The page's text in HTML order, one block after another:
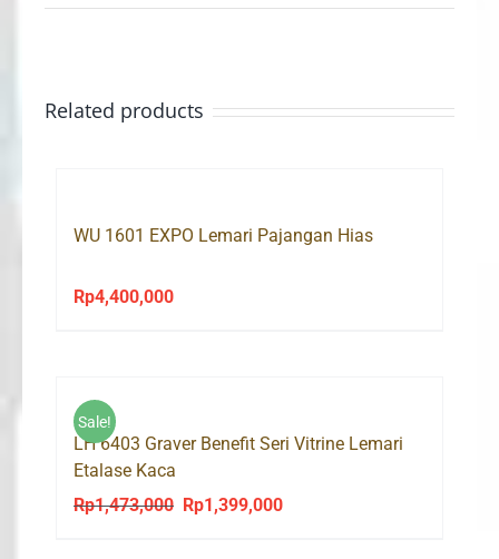
Related products
WU 1601 EXPO Lemari Pajangan Hias
Rp4,400,000
Sale!
LH 6403 Graver Benefit Seri Vitrine Lemari
Etalase Kaca
Rp1,473,000
Original
Rp1,399,000Current